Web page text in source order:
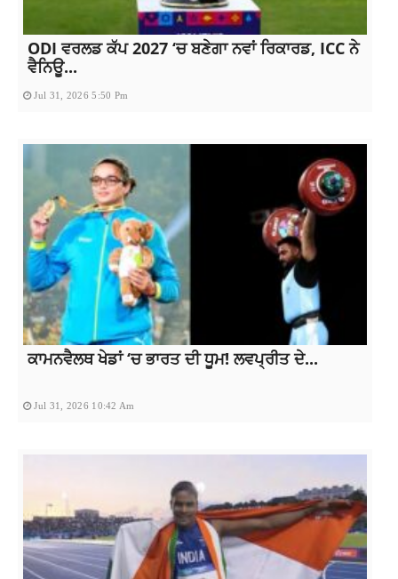
ODI ਵਰਲਡ ਕੱਪ 2027 ‘ਚ ਬਣੇਗਾ ਨਵਾਂ ਰਿਕਾਰਡ, ICC ਨੇ
ਵੈਨਿਊ...
Jul 31, 2026 5:50 Pm
ਕਾਮਨਵੈਲਥ ਖੇਡਾਂ ‘ਚ ਭਾਰਤ ਦੀ ਧੂਮ! ਲਵਪ੍ਰੀਤ ਦੇ...
Jul 31, 2026 10:42 Am